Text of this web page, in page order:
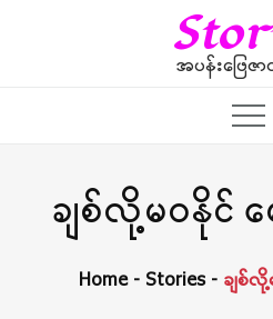
အပန်းဖြေဇ
ချစ်လို့မဝနိုင်
Home Stories ချစ်